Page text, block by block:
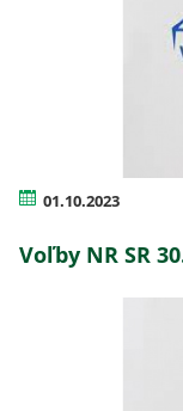
01.10.2023
Voľby NR SR